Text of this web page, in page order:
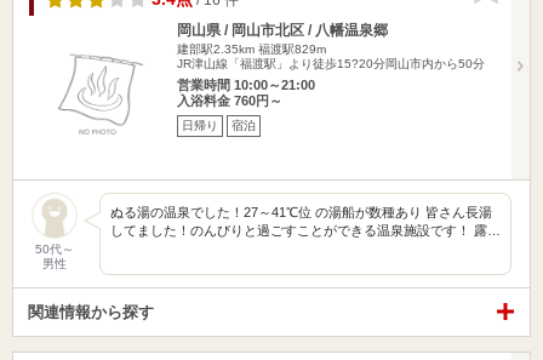
岡山県 / 岡山市北区 / 八幡温泉郷
建部駅2.35km 福渡駅829m
JR津山線「福渡駅」より徒歩15?20分岡山市内から50分
営業時間 10:00～21:00
入浴料金 760円～
日帰り 宿泊
50代～
男性
ぬる湯の温泉でした！27～41℃位 の湯船が数種あり 皆さん長湯
してました！のんびりと過ごすことができる温泉施設です！ 露…
関連情報から探す